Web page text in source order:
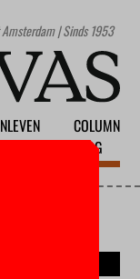
| Sinds 1953
COLUMN
BLOG